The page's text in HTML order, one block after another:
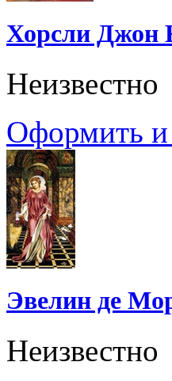
Хорсли Джон
Неизвестно
Оформить и
Эвелин де
Неизвестно